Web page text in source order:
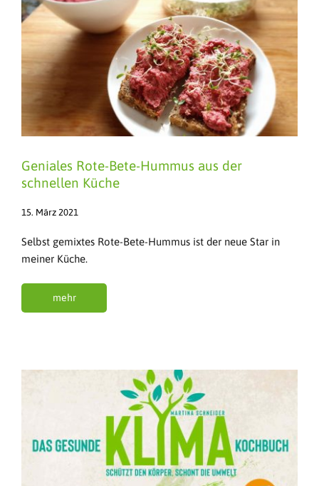
Geniales Rote-Bete-Hummus aus der
schnellen Küche
15. März 2021
Selbst gemixtes Rote-Bete-Hummus ist der neue Star in
meiner Küche.
mehr